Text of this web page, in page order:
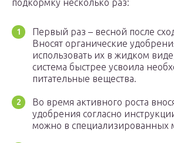
подкормку несколько раз:
Первый раз – весной после
Вносят органические
использовать их в жидком
система быстрее усвоила
питательные вещества.
Во время активного роста
удобрения согласно
можно в специализированных